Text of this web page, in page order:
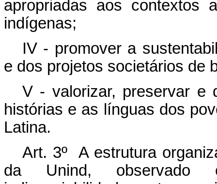
apropriadas aos contextos
indígenas;
IV - promover a
e dos projetos societários de
V - valorizar, preservar e
histórias e as línguas dos
Latina.
Art. 3º A estrutura
da Unind, observado